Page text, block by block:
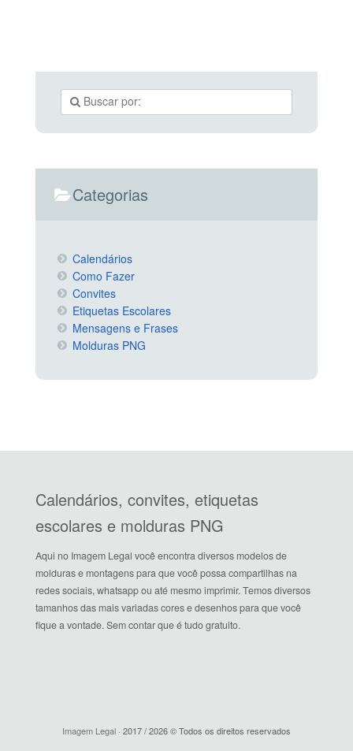
Categorias
Calendários
Como Fazer
Convites
Etiquetas Escolares
Mensagens e Frases
Molduras PNG
Calendários, convites, etiquetas
escolares e molduras PNG
Aqui no Imagem Legal você encontra diversos modelos de
molduras e montagens para que você possa compartilhas na
redes sociais, whatsapp ou até mesmo imprimir. Temos diversos
tamanhos das mais variadas cores e desenhos para que você
fique a vontade. Sem contar que é tudo gratuito.
Imagem Legal · 2017 / 2026 © Todos os direitos reservados